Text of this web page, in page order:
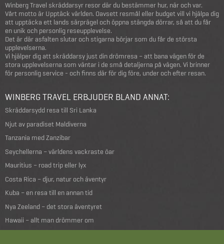
Winberg Travel skräddarsyr resor där du bestämmer hur, när och var.
Vårt motto är Upptäck världen. Oavsett resmål eller budget vill vi hjälpa dig
att upptäcka ett lands särprägel och öppna stängda dörrar, så att du får
en unik och personlig reseupplevelse.
Det är där asfalten slutar och stigarna börjar som du får de största
upplevelserna.
Vi hjälper dig att skräddarsy just din drömresa – att bana vägen för de
stora upplevelserna som väntar i de små detaljerna på vägen. Vi brinner
för personlig service - och finns där för dig före, under och efter resan.
WINBERG TRAVEL ERBJUDER BLAND ANNAT:
Skräddarsydd resa till Sri Lanka
Njut av paradiset Maldiverna
Tanzania med Zanzibar
Seychellerna – världens vackraste öar
Mauritius – road trip eller lyx
Costa Rica – djur, natur och äventyr
Kuba – en resa till en annan tid
Nya Zeeland – det stora äventyret
Hawaii – allt man drömmer om